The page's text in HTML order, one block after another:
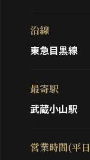
沿線
東急目黒線
最寄駅
武蔵小山駅
営業時間(平